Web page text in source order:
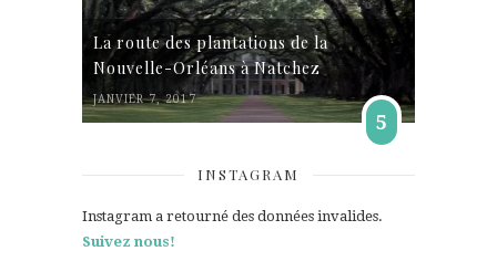
La route des plantations de la
Nouvelle-Orléans à Natchez
JANVIER 7, 2017
5
INSTAGRAM
Instagram a retourné des données invalides.
Suivez nous!